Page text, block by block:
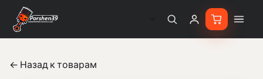
← Назад к товарам